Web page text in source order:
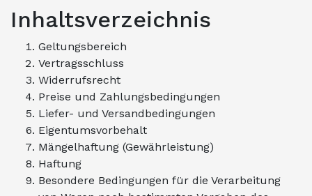
Inhaltsverzeichnis
Geltungsbereich
Vertragsschluss
Widerrufsrecht
Preise und Zahlungsbedingungen
Liefer- und Versandbedingungen
Eigentumsvorbehalt
Mängelhaftung (Gewährleistung)
Haftung
Besondere Bedingungen für die Verarbeitung